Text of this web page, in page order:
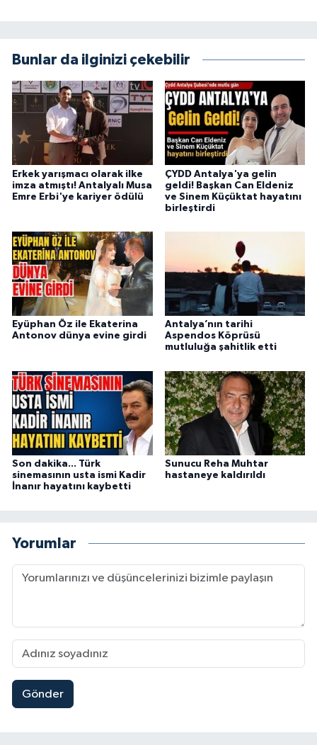
Bunlar da ilginizi çekebilir
Erkek yarışmacı olarak ilke
imza atmıştı! Antalyalı Musa
Emre Erbi'ye kariyer ödülü
ÇYDD Antalya'ya gelin
geldi! Başkan Can Eldeniz
ve Sinem Küçüktat hayatını
birleştirdi
Eyüphan Öz ile Ekaterina
Antonov dünya evine girdi
Antalya’nın tarihi
Aspendos Köprüsü
mutluluğa şahitlik etti
Son dakika... Türk
sinemasının usta ismi Kadir
İnanır hayatını kaybetti
Sunucu Reha Muhtar
hastaneye kaldırıldı
Yorumlar
Gönder